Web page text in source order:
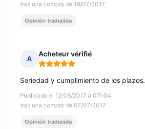
tras una compra de 18/07/2017
Opinión traducida
A
Acheteur vérifié
Nota: 5 de 5
Publicado el 12/08/2017 à 07h04
tras una compra de 07/07/2017
Seriedad y cumplimiento de los plazos.
Opinión traducida